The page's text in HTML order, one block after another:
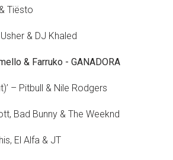
Tiësto
& DJ Khaled
& Farruko - GANADORA
– Pitbull & Nile Rodgers
Bad Bunny & The Weeknd
El Alfa & JT